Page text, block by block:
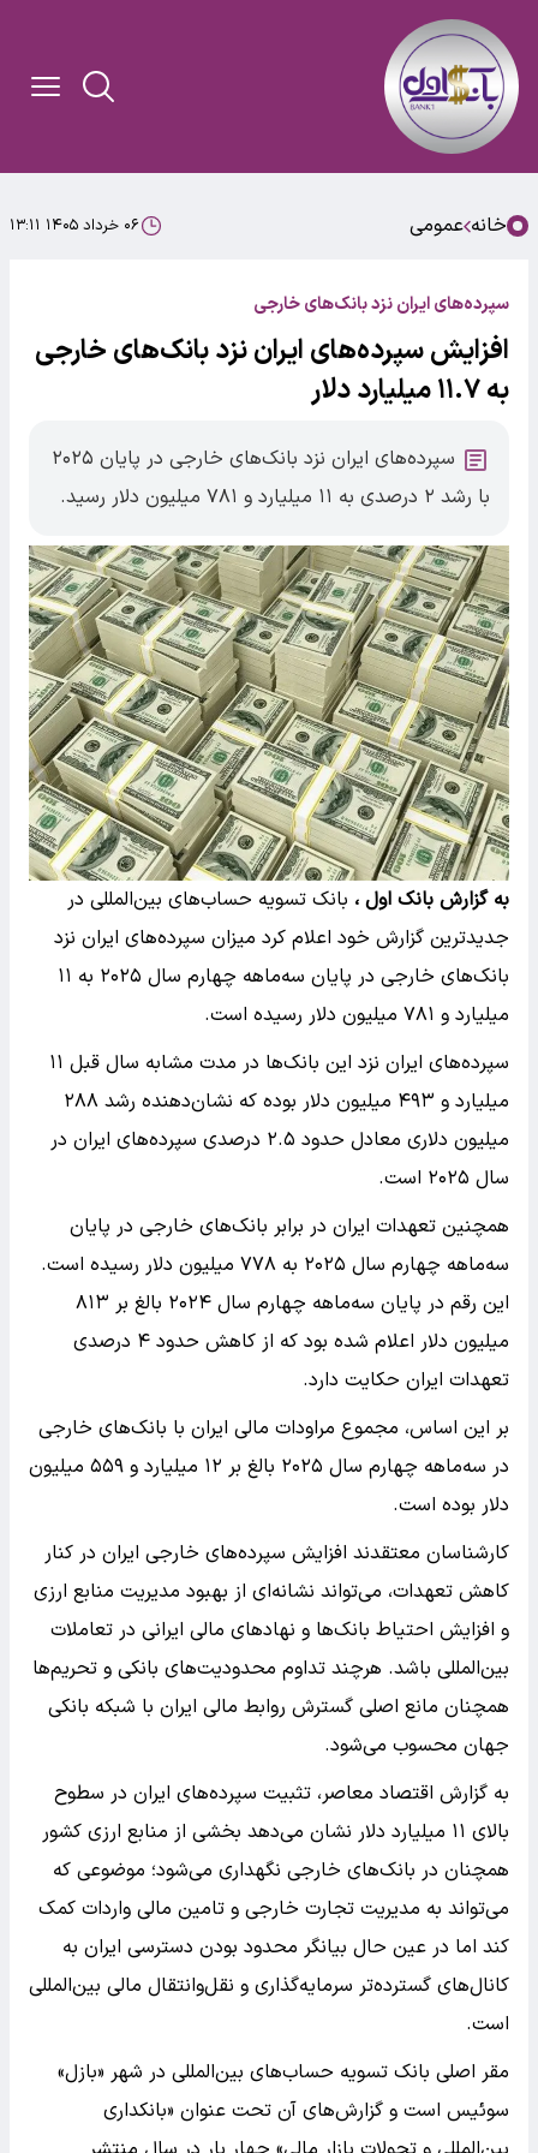
خانه عمومی ۰۶ خرداد ۱۴۰۵ ۱۳:۱۱
سپرده‌های ایران نزد بانک‌های خارجی
افزایش سپرده‌های ایران نزد بانک‌های خارجی
به ۱۱.۷ میلیارد دلار
سپرده‌های ایران نزد بانک‌های خارجی در پایان ۲۰۲۵
با رشد ۲ درصدی به ۱۱ میلیارد و ۷۸۱ میلیون دلار رسید.
به گزارش بانک اول ، بانک تسویه حساب‌های بین‌المللی در
جدیدترین گزارش خود اعلام کرد میزان سپرده‌های ایران نزد
بانک‌های خارجی در پایان سه‌ماهه چهارم سال ۲۰۲۵ به ۱۱
میلیارد و ۷۸۱ میلیون دلار رسیده است.
سپرده‌های ایران نزد این بانک‌ها در مدت مشابه سال قبل ۱۱
میلیارد و ۴۹۳ میلیون دلار بوده که نشان‌دهنده رشد ۲۸۸
میلیون دلاری معادل حدود ۲.۵ درصدی سپرده‌های ایران در
سال ۲۰۲۵ است.
همچنین تعهدات ایران در برابر بانک‌های خارجی در پایان
سه‌ماهه چهارم سال ۲۰۲۵ به ۷۷۸ میلیون دلار رسیده است.
این رقم در پایان سه‌ماهه چهارم سال ۲۰۲۴ بالغ بر ۸۱۳
میلیون دلار اعلام شده بود که از کاهش حدود ۴ درصدی
تعهدات ایران حکایت دارد.
بر این اساس، مجموع مراودات مالی ایران با بانک‌های خارجی
در سه‌ماهه چهارم سال ۲۰۲۵ بالغ بر ۱۲ میلیارد و ۵۵۹ میلیون
دلار بوده است.
کارشناسان معتقدند افزایش سپرده‌های خارجی ایران در کنار
کاهش تعهدات، می‌تواند نشانه‌ای از بهبود مدیریت منابع ارزی
و افزایش احتیاط بانک‌ها و نهادهای مالی ایرانی در تعاملات
بین‌المللی باشد. هرچند تداوم محدودیت‌های بانکی و تحریم‌ها
همچنان مانع اصلی گسترش روابط مالی ایران با شبکه بانکی
جهان محسوب می‌شود.
به گزارش اقتصاد معاصر، تثبیت سپرده‌های ایران در سطوح
بالای ۱۱ میلیارد دلار نشان می‌دهد بخشی از منابع ارزی کشور
همچنان در بانک‌های خارجی نگهداری می‌شود؛ موضوعی که
می‌تواند به مدیریت تجارت خارجی و تامین مالی واردات کمک
کند اما در عین حال بیانگر محدود بودن دسترسی ایران به
کانال‌های گسترده‌تر سرمایه‌گذاری و نقل‌وانتقال مالی بین‌المللی
است.
مقر اصلی بانک تسویه حساب‌های بین‌المللی در شهر «بازل»
سوئیس است و گزارش‌های آن تحت عنوان «بانکداری